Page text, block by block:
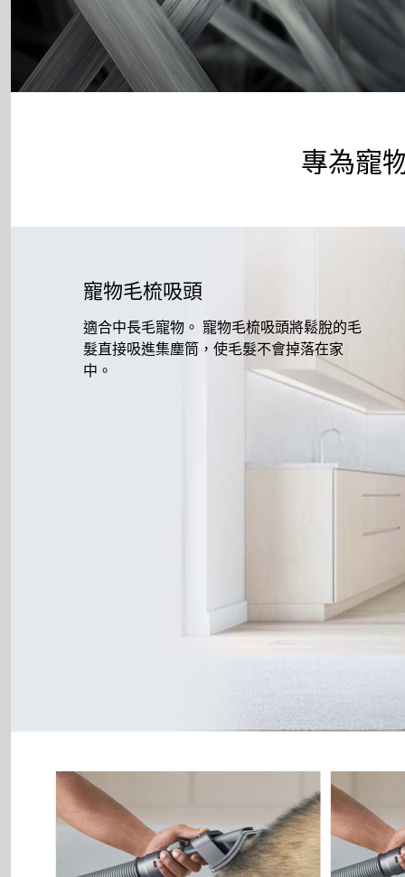
專為寵
寵物毛梳吸頭
適合中長毛寵物。 寵物毛梳吸頭將鬆脫的毛
髮直接吸進集塵筒，使毛髮不會掉落在家
中。